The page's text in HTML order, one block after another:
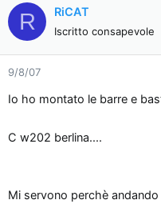
R RiCAT
Iscritto consapevole
9/8/07
Io ho montato le barre e
C w202 berlina....
Mi servono perchè